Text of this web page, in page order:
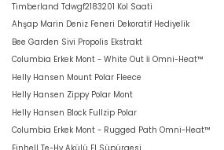
Timberland Tdwgf2183201 Kol Saati
Ahşap Marin Deniz Feneri Dekoratif Hediyelik
Bee Garden Sivi Propolis Ekstrakt
Columbia Erkek Mont - White Out İi Omni-Heat™
Helly Hansen Mount Polar Fleece
Helly Hansen Zippy Polar Mont
Helly Hansen Block Fullzip Polar
Columbia Erkek Mont - Rugged Path Omni-Heat™
Einhell Te-Hv Akülü El Süpürgesi